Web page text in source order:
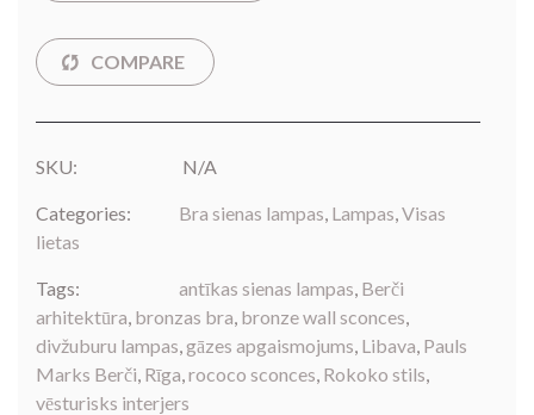
SKU: N/A
Categories: Bra sienas lampas, Lampas,Visas
lietas
Tags: antīkas sienas lampas, Berči
arhitektūra, bronzas bra, bronze wall sconces,
divžuburu lampas,gāzes apgaismojums, Libava, Pauls
Marks Berči, Rīga,rococo sconces, Rokoko stils,
vēsturisks interjers